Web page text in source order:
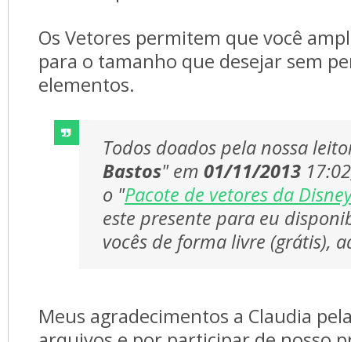
Os Vetores permitem que você
para o tamanho que desejar sem
elementos.
Todos doados pela nossa
Bastos" em 01/11/2013
o "Pacote de vetores da
este presente para eu
vocês de forma livre (grátis),
Meus agradecimentos a Claudia